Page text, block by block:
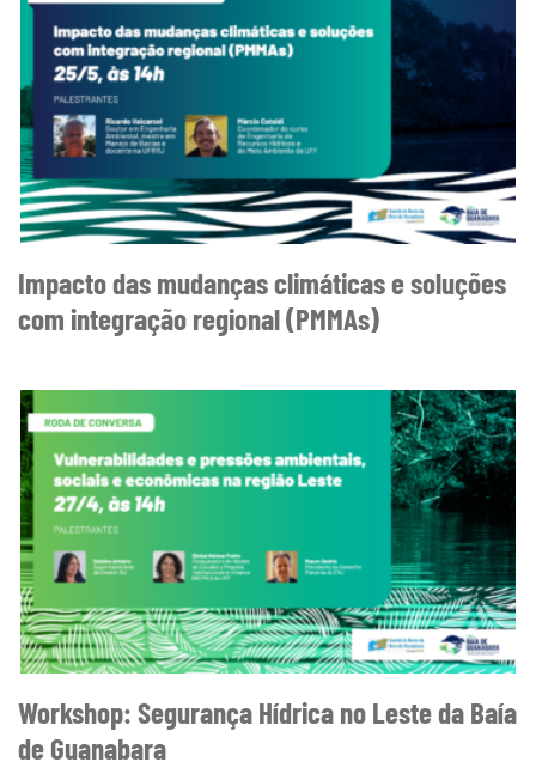
Impacto das mudanças climáticas e soluções
com integração regional (PMMAs)
Workshop: Segurança Hídrica no Leste da Baía
de Guanabara